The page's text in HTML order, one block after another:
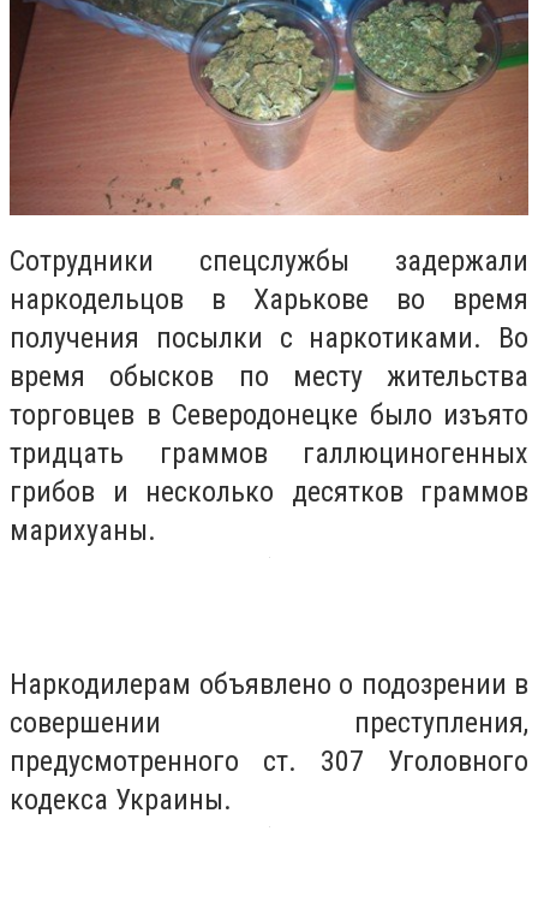
Сотрудники спецслужбы задержали
наркодельцов в Харькове во время
получения посылки с наркотиками. Во
время обысков по месту жительства
торговцев в Северодонецке было изъято
тридцать граммов галлюциногенных
грибов и несколько десятков граммов
марихуаны.
Наркодилерам объявлено о подозрении в
совершении преступления,
предусмотренного ст. 307 Уголовного
кодекса Украины.